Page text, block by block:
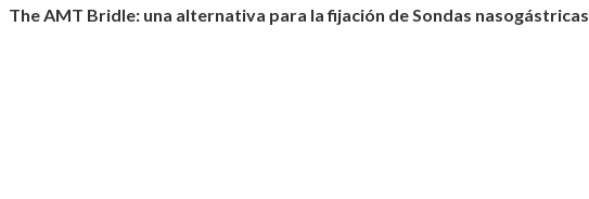
The AMT Bridle: una alternativa para la fijación de Sondas nasogástricas